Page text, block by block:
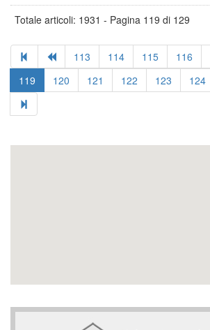
Totale articoli: 1931 - Pagina 119 di 129
113 114 115 116
119
120 121 122 123 124